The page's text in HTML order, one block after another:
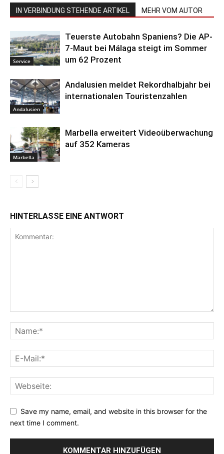
IN VERBINDUNG STEHENDE ARTIKEL MEHR VOM AUTOR
Service
Teuerste Autobahn Spaniens? Die AP-
7-Maut bei Málaga steigt im Sommer
um 62 Prozent
Andalusien
Andalusien meldet Rekordhalbjahr bei
internationalen Touristenzahlen
Marbella
Marbella erweitert Videoüberwachung
auf 352 Kameras
HINTERLASSE EINE ANTWORT
Save my name, email, and website in this browser for the
next time I comment.